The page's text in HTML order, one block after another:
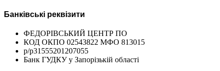
Банківські реквізити
ФЕДОРІВСЬКИЙ ЦЕНТР ПО
КОД ОКПО 02543822 МФО 813015
р/р31555201207055
Банк ГУДКУ у Запорізькій області